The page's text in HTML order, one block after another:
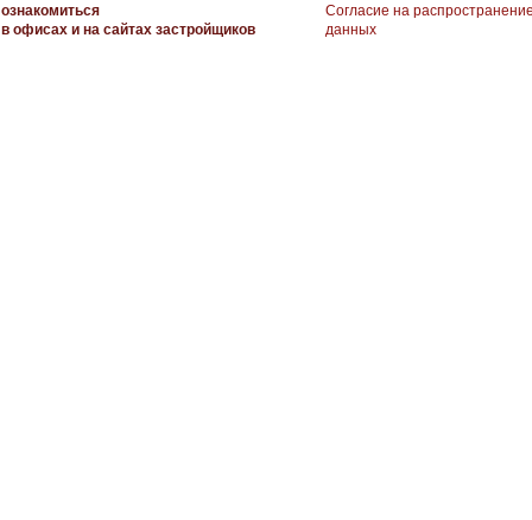
ознакомиться
в офисах и на сайтах застройщиков
Согласие на
данных